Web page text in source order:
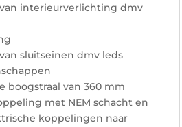
interieurverlichting dmv
sluitseinen dmv leds
boogstraal van 360 mm
met NEM schacht en
koppelingen naar